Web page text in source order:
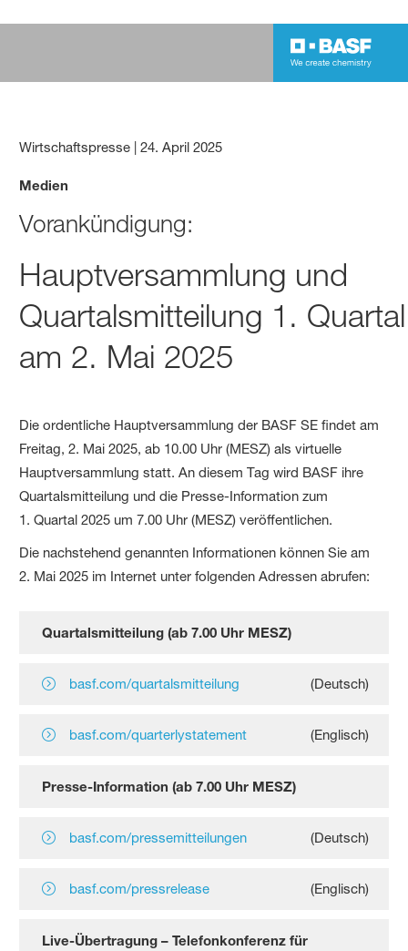
Wirtschaftspresse |24. April 2025
Medien
Vorankündigung:
Hauptversammlung und
Quartalsmitteilung 1.
am 2. Mai 2025
Die ordentliche Hauptversammlung der BASF SE findet am
Freitag, 2. Mai 2025, ab 10.00 Uhr (MESZ) als virtuelle
Hauptversammlung statt. An diesem Tag wird BASF ihre
Quartalsmitteilung und die Presse-Information zum
1. Quartal 2025 um 7.00 Uhr (MESZ) veröffentlichen.
Die nachstehend genannten Informationen können Sie am
2. Mai 2025 im Internet unter folgenden Adressen abrufen:
Quartalsmitteilung (ab 7.00 Uhr MESZ)
basf.com/quartalsmitteilung (Deutsch)
basf.com/quarterlystatement (Englisch)
Presse-Information (ab 7.00 Uhr MESZ)
basf.com/pressemitteilungen (Deutsch)
basf.com/pressrelease (Englisch)
Live-Übertragung – Telefonkonferenz für